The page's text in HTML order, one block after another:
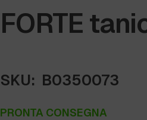
FORTE
SKU: B0350073
PRONTA CONSEGNA